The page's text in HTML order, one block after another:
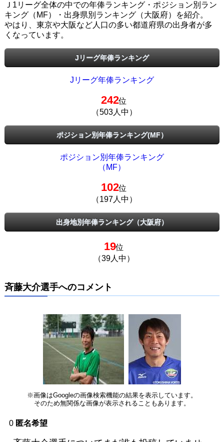
Ｊ1リーグ全体の中での年俸ランキング・ポジション別ラン
キング（MF）・出身県別ランキング（大阪府）を紹介。
やはり、東京や大阪など人口の多い都道府県の出身者が多
くなっています。
Jリーグ年俸ランキング
Jリーグ年俸ランキング
242位
（503人中）
ポジション別年俸ランキング(MF）
ポジション別年俸ランキング
（MF）
102位
（197人中）
出身地別年俸ランキング（大阪府）
19位
（39人中）
斉藤大介選手へのコメント
※画像はGoogleの画像検索機能の結果を表示しています。
そのため無関係な画像が表示されることもあります。
0 匿名希望